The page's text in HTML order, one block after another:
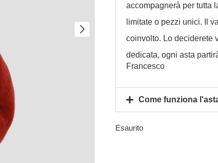
accompagnerà per tutta
limitate o pezzi unici. Il
coinvolto. Lo deciderete
dedicata, ogni asta
Francesco
Come funziona
Esaurito